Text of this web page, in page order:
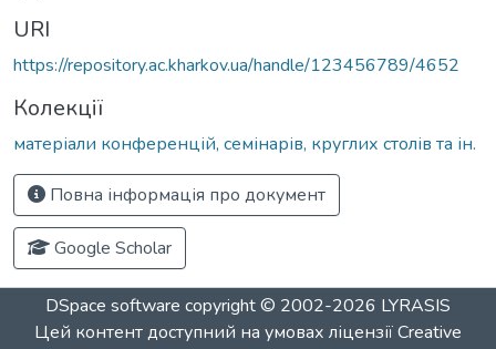
URI
https://repository.ac.kharkov.ua/handle/123456789/4652
Колекції
матеріали конференцій, семінарів, круглих столів та ін.
Повна інформація про документ
Google Scholar
DSpace software copyright © 2002-2026 LYRASIS
Цей контент доступний на умовах ліцензіїCreative